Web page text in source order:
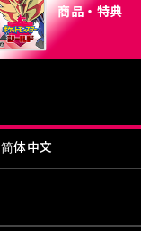
商品・特典
简体中文